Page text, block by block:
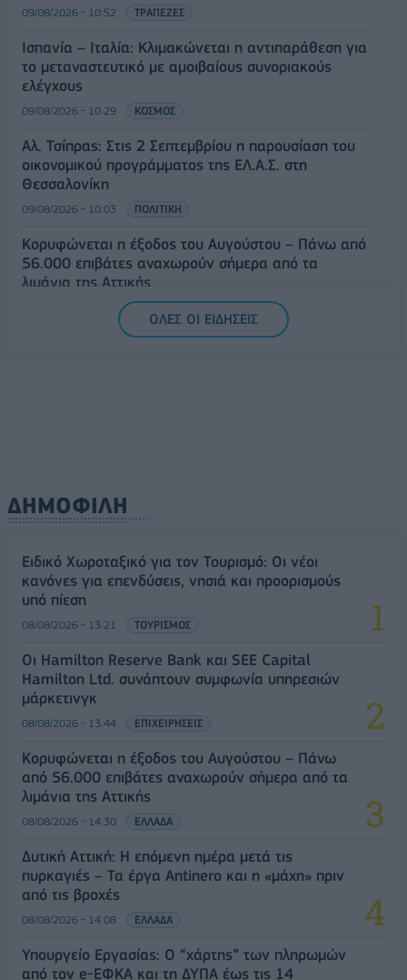
09/08/2026 - 10:52 ΤΡΑΠΕΖΕΣ
Ισπανία – Ιταλία: Κλιμακώνεται η αντιπαράθεση για
το μεταναστευτικό με αμοιβαίους συνοριακούς
ελέγχους
09/08/2026 - 10:29 ΚΟΣΜΟΣ
Αλ. Τσίπρας: Στις 2 Σεπτεμβρίου η παρουσίαση του
οικονομικού προγράμματος της ΕΛ.Α.Σ. στη
Θεσσαλονίκη
09/08/2026 - 10:03 ΠΟΛΙΤΙΚΗ
Κορυφώνεται η έξοδος του Αυγούστου – Πάνω από
56.000 επιβάτες αναχωρούν σήμερα από τα
λιμάνια της Αττικής
ΕΛΛΑΔΑ
Δυτική Αττική: Η επόμενη ημέρα μετά τις πυρκαγιές
ΟΛΕΣ ΟΙ ΕΙΔΗΣΕΙΣ
ΔΗΜΟΦΙΛΗ
Ειδικό Χωροταξικό για τον Τουρισμό: Οι νέοι
κανόνες για επενδύσεις, νησιά και προορισμούς
υπό πίεση
08/08/2026 - 13:21 ΤΟΥΡΙΣΜΟΣ
Οι Hamilton Reserve Bank και SEE Capital
Hamilton Ltd. συνάπτουν συμφωνία υπηρεσιών
μάρκετινγκ
08/08/2026 - 13:44 ΕΠΙΧΕΙΡΗΣΕΙΣ
Κορυφώνεται η έξοδος του Αυγούστου – Πάνω
από 56.000 επιβάτες αναχωρούν σήμερα από τα
λιμάνια της Αττικής
08/08/2026 - 14:30 ΕΛΛΑΔΑ
Δυτική Αττική: Η επόμενη ημέρα μετά τις
πυρκαγιές – Τα έργα Antinero και η «μάχη» πριν
από τις βροχές
08/08/2026 - 14:08 ΕΛΛΑΔΑ
Υπουργείο Εργασίας: Ο “χάρτης” των πληρωμών
από τον e-ΕΦΚΑ και τη ΔΥΠΑ έως τις 14